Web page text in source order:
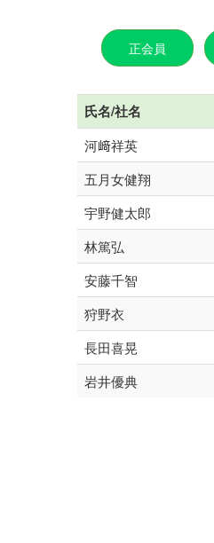
正会員
氏名/社名
河﨑祥英
五月女健翔
宇野健太郎
林篤弘
安藤千智
狩野衣
長田喜晃
岩井優典